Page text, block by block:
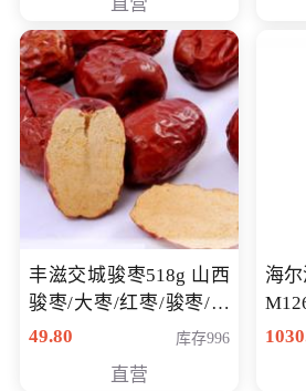
丰滋交城骏枣518g 山西
骏枣/大枣/红枣/骏枣/热
销千件/
49.80 库存996
直营
海